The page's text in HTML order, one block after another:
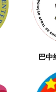
巴中